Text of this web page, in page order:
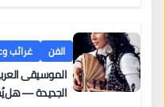
الفن غرائب
الموسيقى
الجديدة — هل